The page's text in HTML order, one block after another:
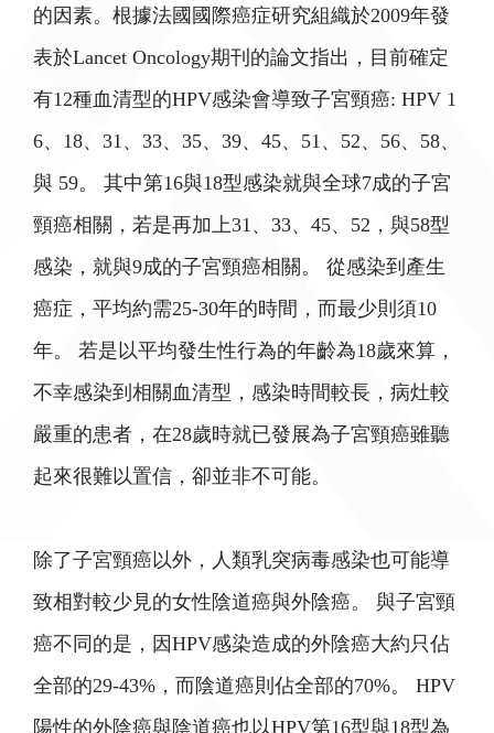
的因素。根據法國國際癌症研究組織於2009年發
表於Lancet Oncology期刊的論文指出，目前確定
有12種血清型的HPV感染會導致子宮頸癌: HPV 1
6、18、31、33、35、39、45、51、52、56、58、
與 59。 其中第16與18型感染就與全球7成的子宮
頸癌相關，若是再加上31、33、45、52，與58型
感染，就與9成的子宮頸癌相關。 從感染到產生
癌症，平均約需25-30年的時間，而最少則須10
年。 若是以平均發生性行為的年齡為18歲來算，
不幸感染到相關血清型，感染時間較長，病灶較
嚴重的患者，在28歲時就已發展為子宮頸癌雖聽
起來很難以置信，卻並非不可能。
除了子宮頸癌以外，人類乳突病毒感染也可能導
致相對較少見的女性陰道癌與外陰癌。 與子宮頸
癌不同的是，因HPV感染造成的外陰癌大約只佔
全部的29-43%，而陰道癌則佔全部的70%。 HPV
陽性的外陰癌與陰道癌也以HPV第16型與18型為